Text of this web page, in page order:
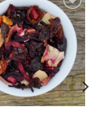
Zur
Wunschliste
hinzufügen